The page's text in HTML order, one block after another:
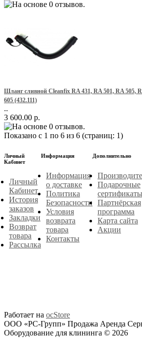
Шланг сливной Cleanfix RA 431, RA 501, RA 505,
605 (432.111)
..
3 600.00 р.
Показано с 1 по 6 из 6 (страниц: 1)
Личный
Кабинет
Личный
Кабинет
История
заказов
Закладки
Возврат
товара
Рассылка
Информация
Информация
о доставке
Политика
Безопасности
Условия
возврата
товара
Контакты
Дополнительно
Подарочные
сертификаты
Партнёрская
программа
Карта сайта
Акции
Работает на ocStore
ООО «РС-Групп» Продажа Аренда
Оборудование для клининга © 2026